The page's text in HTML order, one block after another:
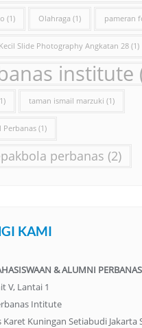
(1) Olahraga (1) pameran
Slide Photography Angkatan 28 (1)
institute
taman ismail marzuki (1)
Perbanas (1)
perbanas (2)
KAMI
& ALUMNI
V, Lantai 1
Intitute
Karet Kuningan Setiabudi Jakarta